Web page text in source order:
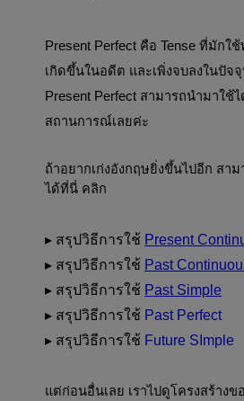
Present Perfect คือ Tense ที่มักใ
เกิดขึ้นในอดีต และเพิ่งจบลงในปัจ
Present Perfect สามารถนำมาใช้
สถานการณ์เลยค่ะ
ถ้าอยากเก่งอังกฤษยิ่งขึ้นไปอีก สาม
ได้ที่นี่ คลิก
▸ สรุปวิธีการใช้ Present
▸ สรุปวิธีการใช้ Past
▸ สรุปวิธีการใช้ Past Simple
▸ สรุปวิธีการใช้ Past Perfect
▸ สรุปวิธีการใช้ Future SImple
แต่ก่อนอื่นเลย เราไปดูโครงสร้างข